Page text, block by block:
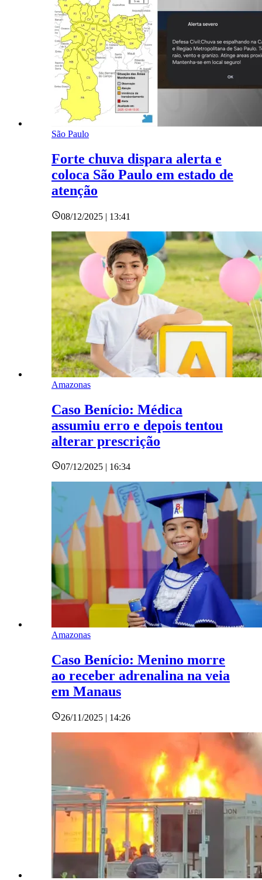
São Paulo
Forte chuva dispara alerta e
coloca São Paulo em estado de
atenção
08/12/2025 | 13:41
Amazonas
Caso Benício: Médica
assumiu erro e depois tentou
alterar prescrição
07/12/2025 | 16:34
Amazonas
Caso Benício: Menino morre
ao receber adrenalina na veia
em Manaus
26/11/2025 | 14:26